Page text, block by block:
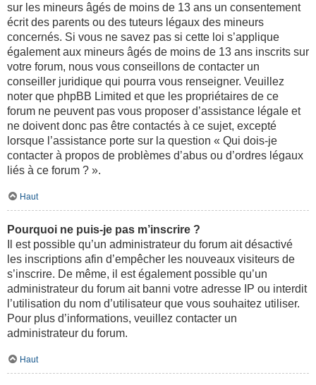
sur les mineurs âgés de moins de 13 ans un consentement
écrit des parents ou des tuteurs légaux des mineurs
concernés. Si vous ne savez pas si cette loi s’applique
également aux mineurs âgés de moins de 13 ans inscrits sur
votre forum, nous vous conseillons de contacter un
conseiller juridique qui pourra vous renseigner. Veuillez
noter que phpBB Limited et que les propriétaires de ce
forum ne peuvent pas vous proposer d’assistance légale et
ne doivent donc pas être contactés à ce sujet, excepté
lorsque l’assistance porte sur la question « Qui dois-je
contacter à propos de problèmes d’abus ou d’ordres légaux
liés à ce forum ? ».
Haut
Pourquoi ne puis-je pas m’inscrire ?
Il est possible qu’un administrateur du forum ait désactivé
les inscriptions afin d’empêcher les nouveaux visiteurs de
s’inscrire. De même, il est également possible qu’un
administrateur du forum ait banni votre adresse IP ou interdit
l’utilisation du nom d’utilisateur que vous souhaitez utiliser.
Pour plus d’informations, veuillez contacter un
administrateur du forum.
Haut